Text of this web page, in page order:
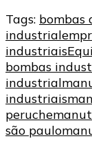
Tags: bombas
industrial
industriais
bombas
industrial
industriais
peruche
são paulo